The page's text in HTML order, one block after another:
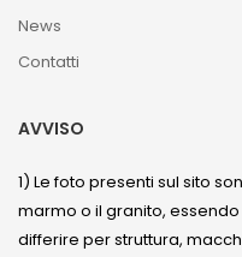
News
Contatti
AVVISO
1) Le foto presenti sul sito
marmo o il granito,
differire per struttura,